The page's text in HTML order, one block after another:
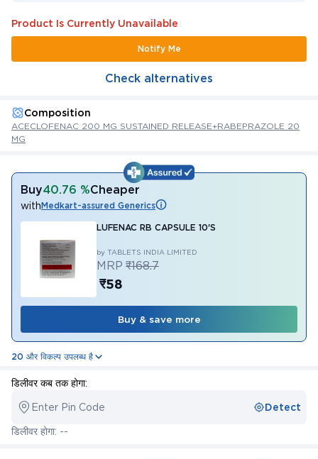
Product Is Currently Unavailable
Notify Me
Check alternatives
Composition
ACECLOFENAC 200 MG SUSTAINED RELEASE+RABEPRAZOLE 20
MG
Buy40.76 %Cheaper
withMedkart-assured Generics
LUFENAC RB CAPSULE 10'S
by TABLETS INDIA LIMITED
MRP ₹168.7
₹58
Buy & save more
20 और विकल्प उपलब्ध है
डिलीवर कब तक होगा:
Enter Pin Code Detect
डिलीवर होगा: --